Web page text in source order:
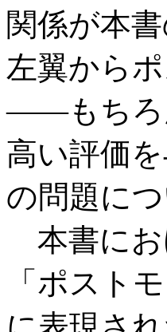
関係が本
左翼から
――もちろ
高い評価
の問題に
本書にお
「ポスト